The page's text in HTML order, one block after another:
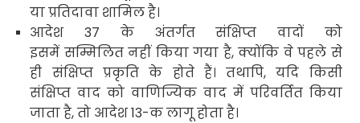
या प्रतिदावा शामिल है।
आदेश37 के अंतर्गत संक्षिप्त वादों को
इसमें सम्मिलित नहीं किया गया है,क्योंकि वे पहले से
ही संक्षिप्त प्रकृति के होते हैं। तथापि,यदि किसी
संक्षिप्त वाद को वाणिज्यिक वाद में परिवर्तित किया
जाता है,तो आदेश13-कलागू होता है।